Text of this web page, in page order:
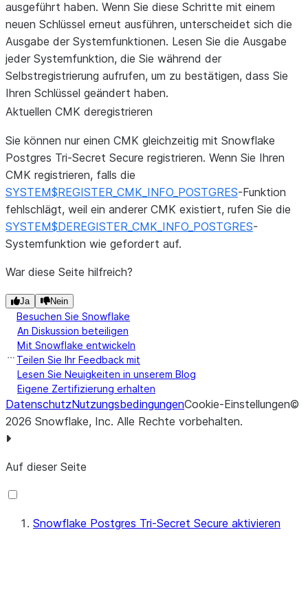
ausgeführt haben. Wenn Sie diese Schritte mit einem
neuen Schlüssel erneut ausführen, unterscheidet sich die
Ausgabe der Systemfunktionen. Lesen Sie die Ausgabe
jeder Systemfunktion, die Sie während der
Selbstregistrierung aufrufen, um zu bestätigen, dass Sie
Ihren Schlüssel geändert haben.
Aktuellen CMK deregistrieren
Sie können nur einen CMK gleichzeitig mit Snowflake
Postgres Tri-Secret Secure registrieren. Wenn Sie Ihren
CMK registrieren, falls die
SYSTEM$REGISTER_CMK_INFO_POSTGRES-Funktion
fehlschlägt, weil ein anderer CMK existiert, rufen Sie die
SYSTEM$DEREGISTER_CMK_INFO_POSTGRES-
Systemfunktion wie gefordert auf.
War diese Seite hilfreich?
Ja Nein
Besuchen Sie Snowflake
An Diskussion beteiligen
Mit Snowflake entwickeln
Teilen Sie Ihr Feedback mit
Lesen Sie Neuigkeiten in unserem Blog
Eigene Zertifizierung erhalten
DatenschutzNutzungsbedingungenCookie-Einstellungen©
2026 Snowflake, Inc. Alle Rechte vorbehalten.
Auf dieser Seite
Snowflake Postgres Tri-Secret Secure aktivieren